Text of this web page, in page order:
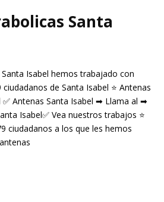
Santa
Isabel hemos trabajado con
de Santa Isabel ⭐ Antenas
✅ Antenas Santa Isabel ➡ Llama al ➡
Isabel✅ Vea nuestros trabajos ⭐
ciudadanos a los que les hemos